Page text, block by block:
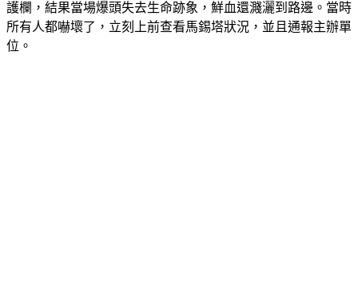
護欄，結果當場爆頭失去生命跡象，鮮血還濺灑到路邊。當時
所有人都嚇壞了，立刻上前查看馬錫塔狀況，並且通報主辦單
位。